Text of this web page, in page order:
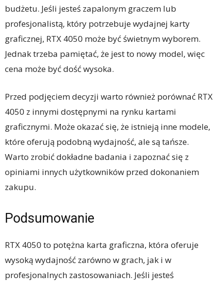
budżetu. Jeśli jesteś zapalonym graczem lub
profesjonalistą, który potrzebuje wydajnej karty
graficznej, RTX 4050 może być świetnym wyborem.
Jednak trzeba pamiętać, że jest to nowy model, więc
cena może być dość wysoka.
Przed podjęciem decyzji warto również porównać RTX
4050 z innymi dostępnymi na rynku kartami
graficznymi. Może okazać się, że istnieją inne modele,
które oferują podobną wydajność, ale są tańsze.
Warto zrobić dokładne badania i zapoznać się z
opiniami innych użytkowników przed dokonaniem
zakupu.
Podsumowanie
RTX 4050 to potężna karta graficzna, która oferuje
wysoką wydajność zarówno w grach, jak i w
profesjonalnych zastosowaniach. Jeśli jesteś